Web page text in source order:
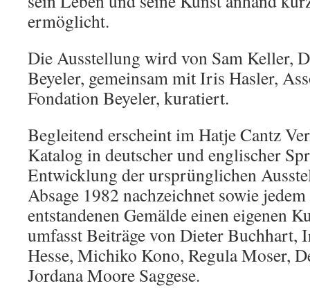
ermöglicht.
Die Ausstellung wird von Sam Keller,
Beyeler, gemeinsam mit Iris Hasler,
Fondation Beyeler, kuratiert.
Begleitend erscheint im Hatje Cantz
Katalog in deutscher und englischer
Entwicklung der ursprünglichen
Absage 1982 nachzeichnet sowie
entstandenen Gemälde einen eigenen
umfasst Beiträge von Dieter Buchhart,
Hesse, Michiko Kono, Regula Moser,
Jordana Moore Saggese.